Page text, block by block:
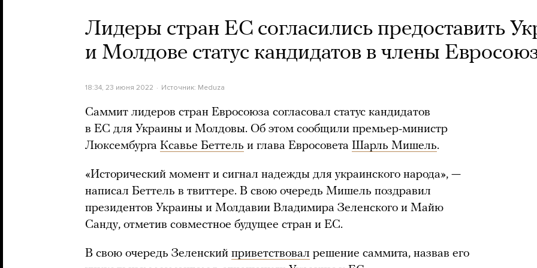
Лидеры стран ЕС согласились предоставить
и Молдове статус кандидатов в члены
18:34, 23 июня 2022 Источник: Meduza
Саммит лидеров стран Евросоюза согласовал статус кандидатов
в ЕС для Украины и Молдовы. Об этом сообщили премьер-министр
Люксембурга Ксавье Беттель и глава Евросовета Шарль Мишель.
«Исторический момент и сигнал надежды для украинского народа», —
написал Беттель в твиттере. В свою очередь Мишель поздравил
президентов Украины и Молдавии Владимира Зеленского и Майю
Санду, отметив совместное будущее стран и ЕС.
В свою очередь Зеленский приветствовал решение саммита, назвав его